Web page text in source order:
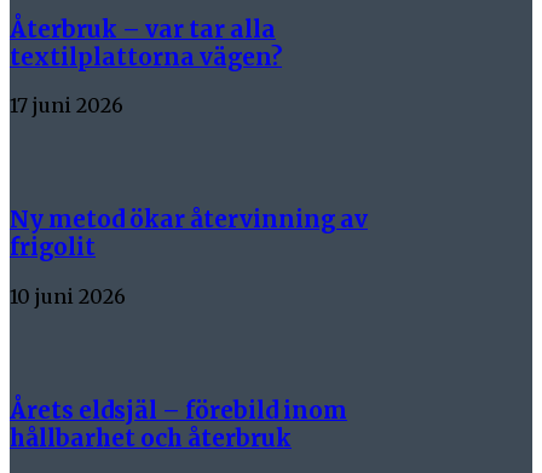
Återbruk – var tar alla
textilplattorna vägen?
17 juni 2026
Ny metod ökar återvinning av
frigolit
10 juni 2026
Årets eldsjäl – förebild inom
hållbarhet och återbruk